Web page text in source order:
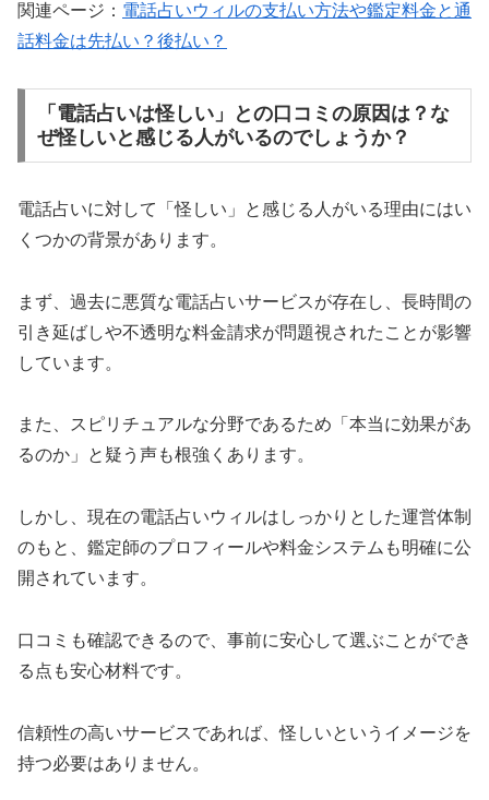
関連ページ： 電話占いウィルの支払い方法や鑑定料金と通
話料金は先払い？後払い？
「電話占いは怪しい」との口コミの原因は？な
ぜ怪しいと感じる人がいるのでしょうか？
電話占いに対して「怪しい」と感じる人がいる理由にはい
くつかの背景があります。
まず、過去に悪質な電話占いサービスが存在し、長時間の
引き延ばしや不透明な料金請求が問題視されたことが影響
しています。
また、スピリチュアルな分野であるため「本当に効果があ
るのか」と疑う声も根強くあります。
しかし、現在の電話占いウィルはしっかりとした運営体制
のもと、鑑定師のプロフィールや料金システムも明確に公
開されています。
口コミも確認できるので、事前に安心して選ぶことができ
る点も安心材料です。
信頼性の高いサービスであれば、怪しいというイメージを
持つ必要はありません。